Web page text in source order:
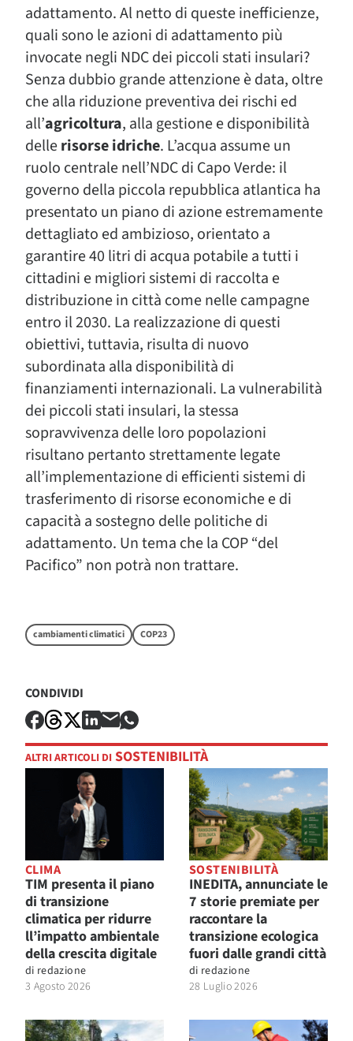
adattamento. Al netto di queste inefficienze,
quali sono le azioni di adattamento più
invocate negli NDC dei piccoli stati insulari?
Senza dubbio grande attenzione è data, oltre
che alla riduzione preventiva dei rischi ed
all’agricoltura, alla gestione e disponibilità
dellerisorse idriche. L’acqua assume un
ruolo centrale nell’NDC di Capo Verde: il
governo della piccola repubblica atlantica ha
presentato un piano di azione estremamente
dettagliato ed ambizioso, orientato a
garantire 40 litri di acqua potabile a tutti i
cittadini e migliori sistemi di raccolta e
distribuzione in città come nelle campagne
entro il 2030. La realizzazione di questi
obiettivi, tuttavia, risulta di nuovo
subordinata alla disponibilità di
finanziamenti internazionali. La vulnerabilità
dei piccoli stati insulari, la stessa
sopravvivenza delle loro popolazioni
risultano pertanto strettamente legate
all’implementazione di efficienti sistemi di
trasferimento di risorse economiche e di
capacità a sostegno delle politiche di
adattamento. Un tema che la COP “del
Pacifico” non potrà non trattare.
cambiamenti climatici COP23
CONDIVIDI
ALTRI ARTICOLI DI SOSTENIBILITÀ
CLIMA
TIM presenta il piano
di transizione
climatica per ridurre
ll’impatto ambientale
della crescita digitale
di redazione
3 Agosto 2026
SOSTENIBILITÀ
INEDITA, annunciate le
7 storie premiate per
raccontare la
transizione ecologica
fuori dalle grandi città
di redazione
28 Luglio 2026